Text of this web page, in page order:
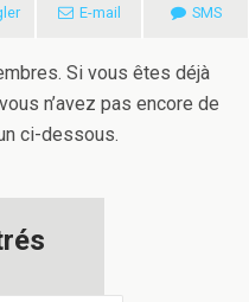
E-mail SMS
Si vous êtes déjà
n’avez pas encore de
ci-dessous.